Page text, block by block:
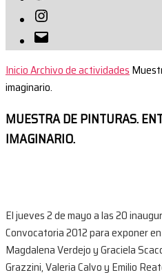
Instagram
Correo
electrónico
InicioArchivo de actividades
imaginario.
MUESTRA DE PINTURAS.
IMAGINARIO.
El jueves 2 de mayo a las 20
Convocatoria 2012 para exponer
Magdalena Verdejo y Graciela
Grazzini, Valeria Calvo y Emilio